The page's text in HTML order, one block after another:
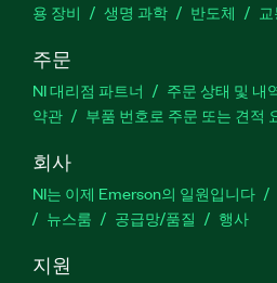
용 장비
생명 과학 반도체
주문
NI 대리점 파트너 주문 상태 및 내
약관
부품 번호로 주문 또는 견적
회사
NI는 이제 Emerson의 일원입니다
뉴스룸
공급망/품질 행사
지원